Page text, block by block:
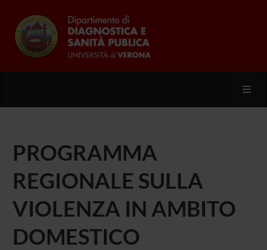
PROGRAMMA
REGIONALE SULLA
VIOLENZA IN AMBITO
DOMESTICO